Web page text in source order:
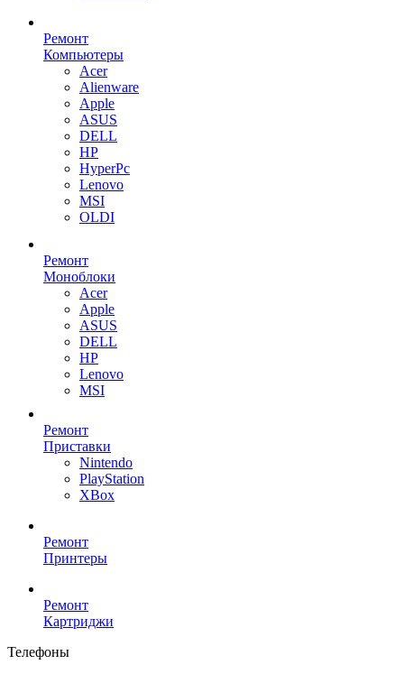
Ремонт
Компьютеры
Acer
Alienware
Apple
ASUS
DELL
HP
HyperPc
Lenovo
MSI
OLDI
Ремонт
Моноблоки
Acer
Apple
ASUS
DELL
HP
Lenovo
MSI
Ремонт
Приставки
Nintendo
PlayStation
XBox
Ремонт
Принтеры
Ремонт
Картриджи
Телефоны